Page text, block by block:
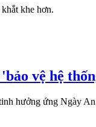
khe hơn.
vệ hệ
hưởng ứng Ngày